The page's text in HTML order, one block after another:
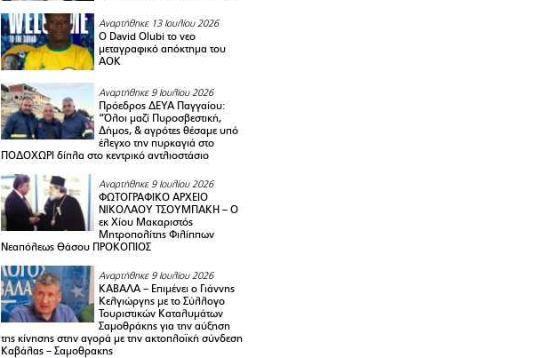
Αναρτήθηκε 13 Ιουλίου 2026
Ο David Olubi το νεο
μεταγραφικό απόκτημα του
ΑΟΚ
Αναρτήθηκε 9 Ιουλίου 2026
Πρόεδρος ΔΕΥΑ Παγγαίου:
“Όλοι μαζί Πυροσβεστική,
Δήμος, & αγρότες θέσαμε υπό
έλεγχο την πυρκαγιά στο
ΠΟΔΟΧΩΡΙ δίπλα στο κεντρικό αντλιοστάσιο
Αναρτήθηκε 9 Ιουλίου 2026
ΦΩΤΟΓΡΑΦΙΚΟ ΑΡΧΕΙΟ
ΝΙΚΟΛΑΟΥ ΤΣΟΥΜΠΑΚΗ – Ο
εκ Χίου Μακαριστός
Μητροπολίτης Φιλίππων
Νεαπόλεως Θάσου ΠΡΟΚΟΠΙΟΣ
Αναρτήθηκε 9 Ιουλίου 2026
ΚΑΒΑΛΑ – Επιμένει ο Γιάννης
Κελγιώργης με το Σύλλογο
Τουριστικών Καταλυμάτων
Σαμοθράκης για την αύξηση
της κίνησης στην αγορά με την ακτοπλοϊκή σύνδεση
Καβάλας – Σαμοθρακης